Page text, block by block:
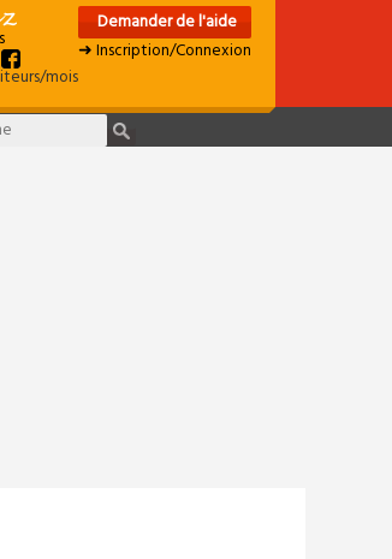
mois
Demander de l'aide
➜ Inscription/Connexion